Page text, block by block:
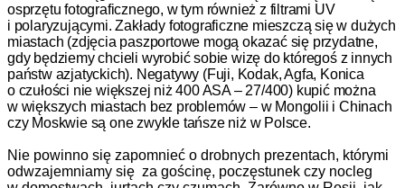
osprzętu fo­to­gra­ficz­ne­go, w tym rów­nież z fil­t­ra­mi UV
i polaryzują­cy­mi. Za­kła­dy fo­togra­ficz­ne miesz­czą się w du­żych
mias­tach (zdję­cia pasz­por­to­we mo­gą oka­zać się przy­dat­ne,
gdy będzie­my chcie­li wy­ro­bić so­bie wi­zę do któ­re­goś z in­nych
państw az­ja­tyc­kich). Ne­ga­ty­wy (Fu­ji, Ko­dak, Ag­fa, Ko­ni­ca
o czu­łoś­ci nie więk­szej niż 400 ASA – 27/400) ku­pić moż­na
w więk­szych mias­tach bez prob­le­mów – w Mon­go­li­i i Chi­nach
czy Mos­k­wie są one zwyk­le tań­sze niż w Pol­s­ce.
Nie po­win­no się za­po­mnieć o drob­nych pre­zen­tach, któ­ry­mi
odwza­jem­nia­my się za goś­ci­nę, po­częs­tu­nek czy noc­leg